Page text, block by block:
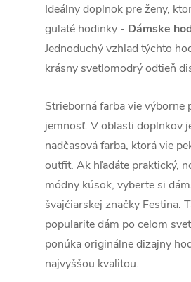
Ideálny doplnok pre ženy,
guľaté hodinky - Dámske
Jednoduchý vzhľad týchto
krásny svetlomodrý odtieň
Strieborná farba vie výborne
jemnosť. V oblasti doplnkov
nadčasová farba, ktorá vie
outfit. Ak hľadáte praktický,
módny kúsok, vyberte si
švajčiarskej značky Festina.
popularite dám po celom
ponúka originálne dizajny
najvyššou kvalitou.